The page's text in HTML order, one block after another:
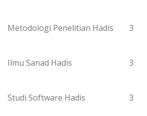
Metodologi Penelitian Hadis 3
Ilmu Sanad Hadis 3
Studi Software Hadis 3